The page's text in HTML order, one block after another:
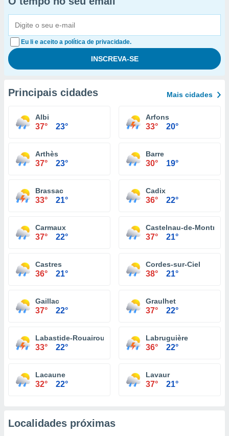
Eu li e aceito a política de privacidade.
Principais cidades Mais cidades
Albi
37° 23°
Arfons
33° 20°
Arthès
37° 23°
Barre
30° 19°
Brassac
33° 21°
Cadix
36° 22°
Carmaux
37° 22°
Castelnau-de-Montmiral
37° 21°
Castres
36° 21°
Cordes-sur-Ciel
38° 21°
Gaillac
37° 22°
Graulhet
37° 22°
Labastide-Rouairoux
33° 22°
Labruguière
36° 22°
Lacaune
32° 22°
Lavaur
37° 21°
Localidades próximas